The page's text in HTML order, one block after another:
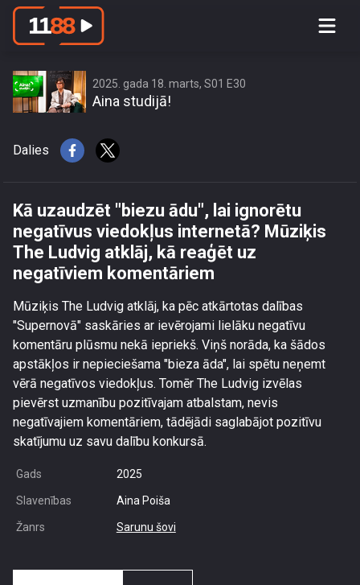
Kā uzaudzēt \"biezu ādu\", lai ignorētu
negatīvus viedokļus internetā?
uz negatīviem komentāriem
2025. gada 18. marts, S01 E30
Aina studijā!
Dalies
Kā uzaudzēt "biezu ādu", lai ignorētu
negatīvus viedokļus internetā? Mūziķis
The Ludvig atklāj, kā reaģēt uz
negatīviem komentāriem
Mūziķis The Ludvig atklāj, ka pēc atkārtotas dalības
"Supernovā" saskāries ar ievērojami lielāku negatīvu
komentāru plūsmu nekā iepriekš. Viņš norāda, ka šādos
apstākļos ir nepieciešama "bieza āda", lai spētu neņemt
vērā negatīvos viedokļus. Tomēr The Ludvig izvēlas
pievērst uzmanību pozitīvajam atbalstam, nevis
negatīvajiem komentāriem, tādējādi saglabājot pozitīvu
skatījumu uz savu dalību konkursā.
Gads 2025
Slavenības Aina Poiša
Žanrs Sarunu šovi